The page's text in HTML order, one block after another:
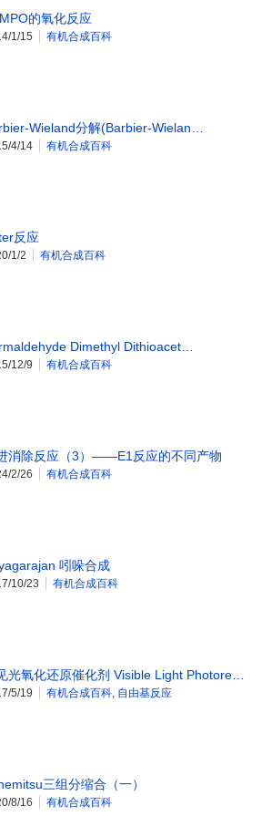
的氧化反应
1/15 有机合成百科
Wieland分解(Barbier-Wielan…
4/14 有机合成百科
反应
1/2 有机合成百科
Dimethyl Dithioacet…
12/9 有机合成百科
消除反应（3）——E1反应的不同产物
2/26 有机合成百科
吲哚合成
10/23 有机合成百科
光氧化还原催化剂 Visible Light Photore…
5/19 有机合成百科 自由基反应
三组分缩合（一）
8/16 有机合成百科